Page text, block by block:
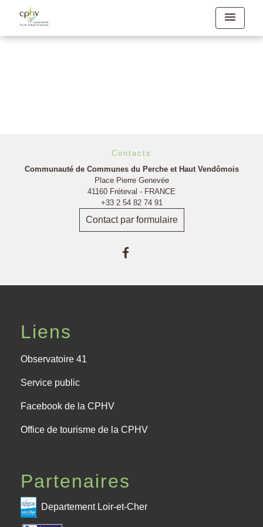
menu
Contacts
Communauté de Communes du Perche et Haut Vendômois
Place Pierre Genevée
41160 Fréteval - FRANCE
+33 2 54 82 74 91
Contact par formulaire
Liens
Observatoire 41
Service public
Facebook de la CPHV
Office de tourisme de la CPHV
Partenaires
Departement Loir-et-Cher